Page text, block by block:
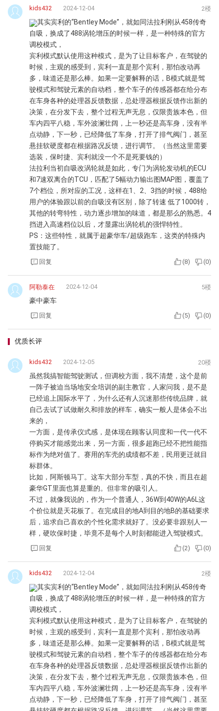
kids432 2024-12-04 2楼
其实宾利的“Bentley Mode”，就如同法拉利刚从458传奇
自吸，换成了488涡轮增压的时候一样，是一种特殊的官方
调校模式，
宾利模式默认使用这种模式，是为了让目标客户，在驾驶的
时候，主观的感受到，宾利一直是那个宾利，那怕改动再
多，味道还是那么棒。如果一定要解释的话，B模式就是驾
驶模式和驾驶元素的自动档，整个车子的传感器都在给分布
在车身各种的处理器反馈数据，总处理器根据反馈作出新的
决策，在分发下去，整个过程无声无息，仅限贵族本色，但
车内四平八稳，车外波澜壮阔，上一秒还是高车身，没有半
点动静，下一秒，已经降低了车身，打开了排气阀门，甚至
悬挂软硬度都在根据路况反馈，进行调节。（当然这里需要
选装，保时捷、宾利就没一个不是死要钱的）
法拉利当初自吸改涡轮就是如此，专门为涡轮发动机的ECU
和7速双离合的TCU，匹配了5幅动力输出图MAP图，覆盖了
7个档位，所对应的工况，这样在1、2、3挡的时候，488给
用户的体验跟以前的自吸没有区别，除了转速 低了1000转，
其他的转弯特性，动力逐步增加的味道，都是那么的熟悉。4
挡进入高速档位以后，才显露出涡轮机的强悍特性。
PS：这些特性，就属于超豪华车/超级跑车，这类的特殊内
置技能了。
回复 (8) (0)
阿勒泰在 2024-12-04 5楼
豪中豪车
回复 (5) (0)
优质长评
kids432 2024-12-05 20楼
虽然我搞智能驾驶测试，但调校方面，我不清楚，这个是前
一阵子被迫当场地安全培训的副主教官，人家问我，是不是
已经追上国际水平了，为什么还有人沉迷那些传统品牌，就
自己去试了试做耐久和排放的样车，确实一般人是体会不出
来的，
一方面，是传承仪式感，是体现在顾客认同度和一代一代不
停购买才能感觉出来，另一方面，很多超跑已经不把性能指
标作为绝对值了。赛用的车壳的成绩都不差，民用更迁就目
标群体。
比如，阿斯顿马丁。这车大部分车型，真的不快，而且在超
豪华GT里面也算是重的。但非常的吸引人。
不过，就像我说的，作为一个普通人，36W到40W的A6L这
个价位就是天花板了。在完成目的地A到目的地B的基础要求
后，追求自己喜欢的个性化需求就好了。没必要非跟别人一
样，硬吹保时捷，毕竟不是每个人时刻都能进入驾驶模式。
回复 (2) (0)
kids432 2024-12-04 2楼
其实宾利的“Bentley Mode”，就如同法拉利刚从458传奇
自吸，换成了488涡轮增压的时候一样，是一种特殊的官方
调校模式，
宾利模式默认使用这种模式，是为了让目标客户，在驾驶的
时候，主观的感受到，宾利一直是那个宾利，那怕改动再
多，味道还是那么棒。如果一定要解释的话，B模式就是驾
驶模式和驾驶元素的自动档，整个车子的传感器都在给分布
在车身各种的处理器反馈数据，总处理器根据反馈作出新的
决策，在分发下去，整个过程无声无息，仅限贵族本色，但
车内四平八稳，车外波澜壮阔，上一秒还是高车身，没有半
点动静，下一秒，已经降低了车身，打开了排气阀门，甚至